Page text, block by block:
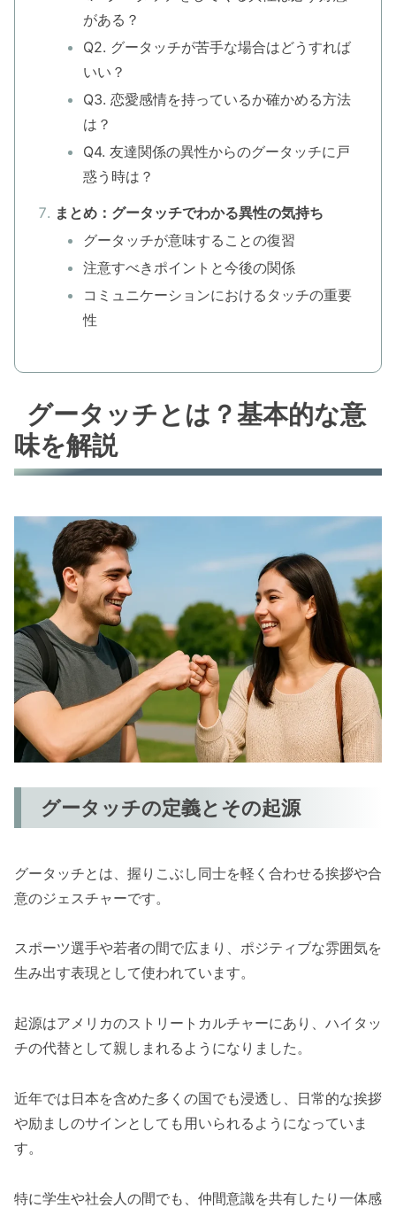
がある？
Q2. グータッチが苦手な場合はどうすれば
いい？
Q3. 恋愛感情を持っているか確かめる方法
は？
Q4. 友達関係の異性からのグータッチに戸
惑う時は？
まとめ：グータッチでわかる異性の気持ち
グータッチが意味することの復習
注意すべきポイントと今後の関係
コミュニケーションにおけるタッチの重要
性
グータッチとは？基本的な意
味を解説
グータッチの定義とその起源
グータッチとは、握りこぶし同士を軽く合わせる挨拶や合
意のジェスチャーです。
スポーツ選手や若者の間で広まり、ポジティブな雰囲気を
生み出す表現として使われています。
起源はアメリカのストリートカルチャーにあり、ハイタッ
チの代替として親しまれるようになりました。
近年では日本を含めた多くの国でも浸透し、日常的な挨拶
や励ましのサインとしても用いられるようになっていま
す。
特に学生や社会人の間でも、仲間意識を共有したり一体感